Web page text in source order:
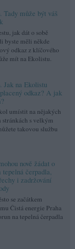
Tady může být váš
jak dát o sobě
byste měli někde
odkaz z klíčového
mít na Ekolistu.
Jak na Ekolistu
odkaz? A jak
umístit na nějakých
stránkách s velkým
takovou službu
nově žádat o
tepelná čerpadla,
i zadržování
se začátkem
Čistá energie Praha
na tepelná čerpadla